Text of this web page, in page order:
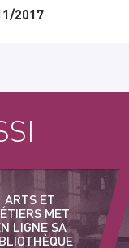
2017
ARTS ET
MET
LIGNE SA